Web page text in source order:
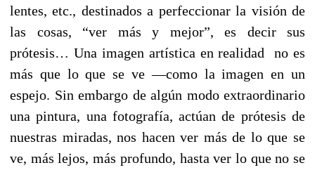
lentes, etc., destinados a perfeccionar la visión de
las cosas, “ver más y mejor”, es decir sus
prótesis… Una imagen artística en realidad no es
más que lo que se ve —como la imagen en un
espejo. Sin embargo de algún modo extraordinario
una pintura, una fotografía, actúan de prótesis de
nuestras miradas, nos hacen ver más de lo que se
ve, más lejos, más profundo, hasta ver lo que no se